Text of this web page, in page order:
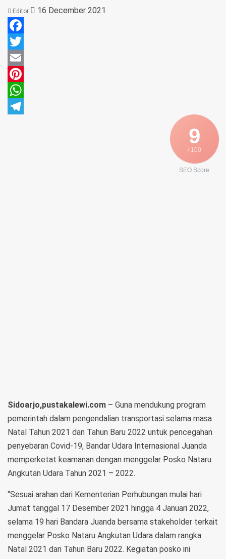
Editor 16 December 2021
Facebook
Twitter
Email
Pinterest
WhatsApp
9
/ 100
SEO Score
Sidoarjo,pustakalewi.com – Guna mendukung program
pemerintah dalam pengendalian transportasi selama masa
Natal Tahun 2021 dan Tahun Baru 2022 untuk pencegahan
penyebaran Covid-19, Bandar Udara Internasional Juanda
memperketat keamanan dengan menggelar Posko Nataru
Angkutan Udara Tahun 2021 – 2022.
“Sesuai arahan dari Kementerian Perhubungan mulai hari
Jumat tanggal 17 Desember 2021 hingga 4 Januari 2022,
selama 19 hari Bandara Juanda bersama stakeholder terkait
menggelar Posko Nataru Angkutan Udara dalam rangka
Natal 2021 dan Tahun Baru 2022. Kegiatan posko ini